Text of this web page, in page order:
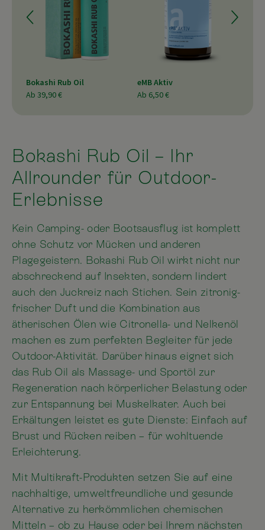
Bokashi Rub Oil
Ab 39,90 €
eMB Aktiv
Ab 6,50 €
Bokashi Rub Oil – Ihr
Allrounder für Outdoor-
Erlebnisse
Kein Camping- oder Bootsausflug ist komplett
ohne Schutz vor Mücken und anderen
Plagegeistern. Bokashi Rub Oil wirkt nicht nur
abschreckend auf Insekten, sondern lindert
auch den Juckreiz nach Stichen. Sein zitronig-
frischer Duft und die Kombination aus
ätherischen Ölen wie Citronella- und Nelkenöl
machen es zum perfekten Begleiter für jede
Outdoor-Aktivität. Darüber hinaus eignet sich
das Rub Oil als Massage- und Sportöl zur
Regeneration nach körperlicher Belastung oder
zur Entspannung bei Muskelkater. Auch bei
Erkältungen leistet es gute Dienste: Einfach auf
Brust und Rücken reiben – für wohltuende
Erleichterung.
Mit Multikraft-Produkten setzen Sie auf eine
nachhaltige, umweltfreundliche und gesunde
Alternative zu herkömmlichen chemischen
Mitteln – ob zu Hause oder bei Ihrem nächsten